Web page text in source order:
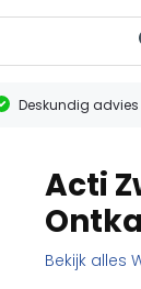
Deskundig
Acti
Bekijk alles